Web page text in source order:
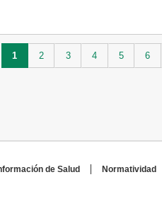
1 2 3 4 5 6
de Salud Normatividad